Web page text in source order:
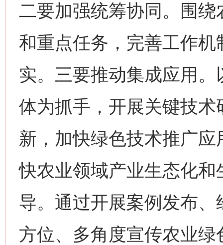
二要加强统筹协同。围
和重点任务，完善工作
实。三要推动集成应用
体为抓手，开展关键技
新，加快绿色技术推广
快农业领域产业生态化
导。通过开展案例发布
方位、多角度宣传农业
在谋一域中谋全局
今
习近平的博鳌关键词
魏明